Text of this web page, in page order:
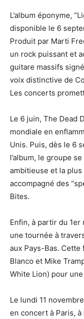
L’album éponyme,
disponible le 6
Produit par Marti
un rock puissant et
guitare massifs
voix distinctive de
Les concerts
Le 6 juin, The Dead
mondiale en
Unis. Puis, dès le 6
l’album, le groupe
ambitieuse et la
accompagné des
Bites.
Enfin, à partir du
une tournée à
aux Pays-Bas.
Blanco et Mike
White Lion) pour
Le lundi 11
en concert à Paris,